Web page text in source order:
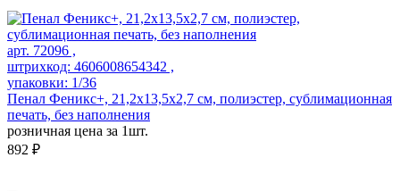
арт. 72096 ,
штрихкод: 4606008654342 ,
упаковки: 1/36
Пенал Феникс+, 21,2х13,5х2,7 см, полиэстер, сублимационная
печать, без наполнения
розничная цена за 1шт.
892 ₽